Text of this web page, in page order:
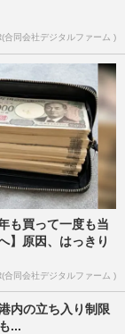
合同会社デジタルファーム )
も買って一度も当
】原因、はっきり
合同会社デジタルファーム )
内の立ち入り制限
...